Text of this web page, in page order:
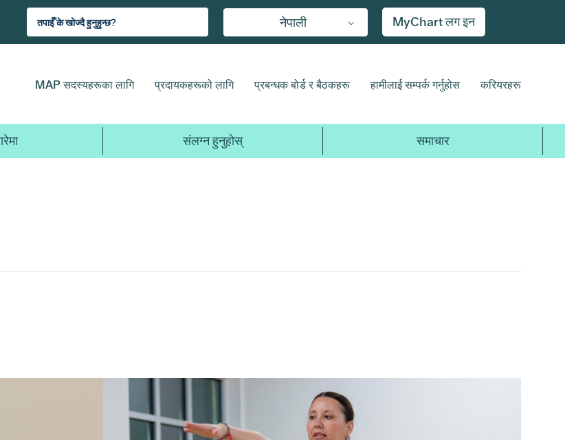
नेपाली MyChart लग इन
MAP सदस्यहरूका लागि प्रदायकहरूको लागि प्रबन्धक बोर्ड र बैठकहरू हामीलाई सम्पर्क गर्नुहोस करियरहरू
संलग्न हुनुहोस् समाचार